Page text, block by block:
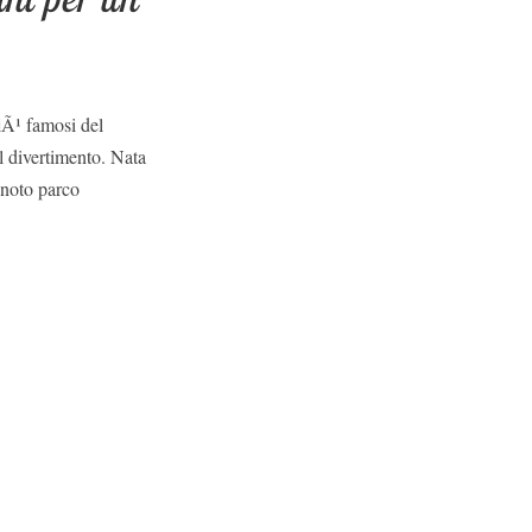
famosi del
divertimento. Nata
parco